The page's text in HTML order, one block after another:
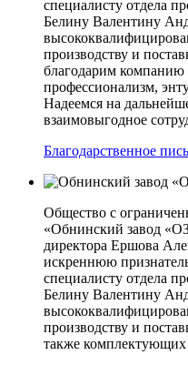
специалисту отдела
Белину Валентину
производству и
благодарим
профессионализм,
Надеемся на
взаимовыгодное
Благодарственное
Общество с
«Обнинский завод
директора Ершова
искреннюю
специалисту отдела
Белину Валентину
производству и
также комплектующих